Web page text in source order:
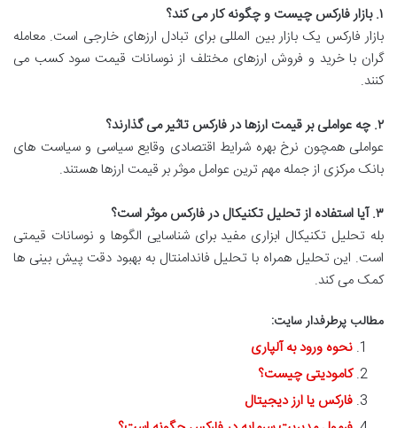
۱.بازار فارکس چیست و چگونه کار می کند؟
بازار فارکس یک بازار بین المللی برای تبادل ارزهای خارجی است. معامله
گران با خرید و فروش ارزهای مختلف از نوسانات قیمت سود کسب می
کنند.
۲.چه عواملی بر قیمت ارزها در فارکس تاثیر می گذارند؟
عواملی همچون نرخ بهره شرایط اقتصادی وقایع سیاسی و سیاست های
بانک مرکزی از جمله مهم ترین عوامل موثر بر قیمت ارزها هستند.
۳.آیا استفاده از تحلیل تکنیکال در فارکس موثر است؟
بله تحلیل تکنیکال ابزاری مفید برای شناسایی الگوها و نوسانات قیمتی
است. این تحلیل همراه با تحلیل فاندامنتال به بهبود دقت پیش بینی ها
کمک می کند.
مطالب پرطرفدار سایت:
نحوه ورود به آلپاری
کامودیتی چیست؟
فارکس یا ارز دیجیتال